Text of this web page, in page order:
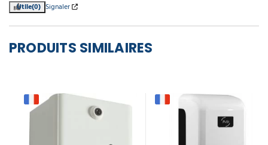
PRODUITS SIMILAIRES
Utile(0) Signaler